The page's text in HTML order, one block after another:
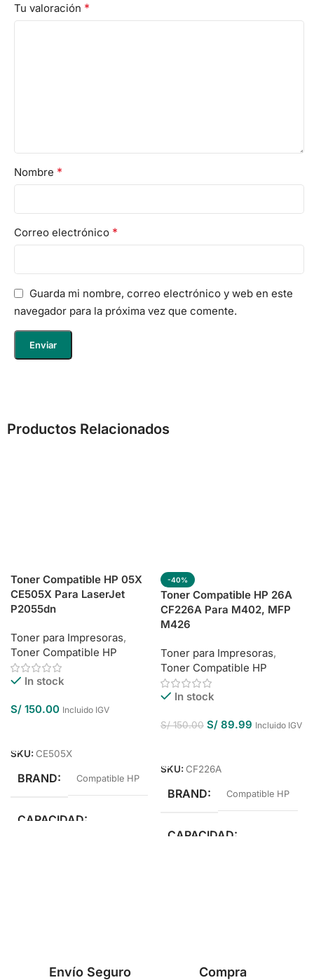
Tu valoración *
Nombre *
Correo electrónico *
Guarda mi nombre, correo electrónico y web en este
navegador para la próxima vez que comente.
Productos Relacionados
Toner Compatible HP 05X
CE505X Para LaserJet
P2055dn
Toner para Impresoras,
Toner Compatible HP
In stock
S/ 150.00 Incluido IGV
SKU: CE505X
BRAND Compatible HP
CAPACIDAD
-40%
Toner Compatible HP 26A
CF226A Para M402, MFP
M426
Toner para Impresoras,
Toner Compatible HP
In stock
S/150.00 S/ 89.99 Incluido IGV
SKU: CF226A
BRAND Compatible HP
CAPACIDAD
Envío Seguro
Compra